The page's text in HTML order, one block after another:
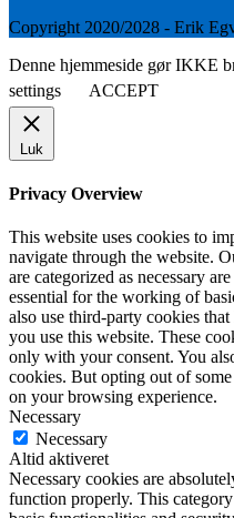
Copyright 2020/2028 - Erik
Denne hjemmeside gør IKKE
settings
ACCEPT
Luk
Privacy Overview
This website uses cookies to
navigate through the website.
are categorized as necessary
essential for the working of
also use third-party cookies
you use this website. These
only with your consent. You
cookies. But opting out of
on your browsing experience.
Necessary
Necessary
Altid aktiveret
Necessary cookies are
function properly. This